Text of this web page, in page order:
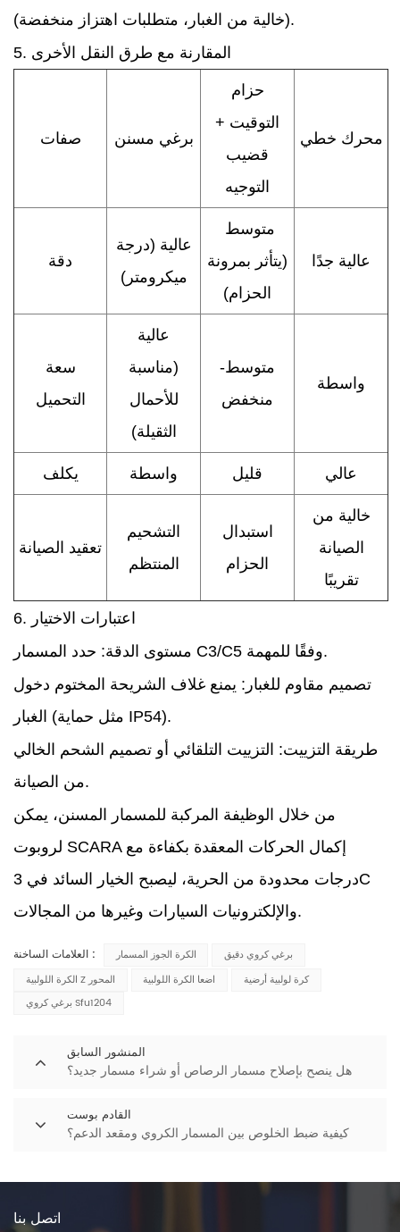
(خالية من الغبار، متطلبات اهتزاز منخفضة).
5. المقارنة مع طرق النقل الأخرى
صفات برغي مسنن
حزام
التوقيت +
قضيب
التوجيه
محرك خطي
دقة
عالية (درجة
ميكرومتر)
متوسط ​​
(يتأثر بمرونة
الحزام)
عالية جدًا
سعة
التحميل
عالية
(مناسبة
للأحمال
الثقيلة)
متوسط-
منخفض
واسطة
يكلف واسطة قليل عالي
تعقيد الصيانة
التشحيم
المنتظم
استبدال
الحزام
خالية من
الصيانة
تقريبًا
6. اعتبارات الاختيار
مستوى الدقة: حدد المسمار C3/C5 وفقًا للمهمة.
تصميم مقاوم للغبار: يمنع غلاف الشريحة المختوم دخول
الغبار (مثل حماية IP54).
طريقة التزييت: التزييت التلقائي أو تصميم الشحم الخالي
من الصيانة.
من خلال الوظيفة المركبة للمسمار المسنن، يمكن
لروبوت SCARA إكمال الحركات المعقدة بكفاءة مع
درجات محدودة من الحرية، ليصبح الخيار السائد في 3C
والإلكترونيات السيارات وغيرها من المجالات.
العلامات الساخنة : الكرة الجوز المسمار
برغي كروي دقيق
الكرة اللولبية Z المحور
اضعا الكرة اللولبية
كرة لولبية أرضية
برغي كروي Sfu1204
المنشور السابق
هل ينصح بإصلاح مسمار الرصاص أو شراء مسمار جديد؟
القادم بوست
كيفية ضبط الخلوص بين المسمار الكروي ومقعد الدعم؟
اتصل بنا